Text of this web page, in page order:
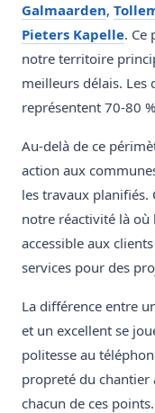
Galmaarden,
Pieters Kapelle. Ce
notre territoire
meilleurs délais. Les
représentent 70-80
Au-delà de ce
action aux
les travaux
notre réactivité là
accessible aux
services pour des
La différence entre
et un excellent se
politesse au
propreté du chantier
chacun de ces points.